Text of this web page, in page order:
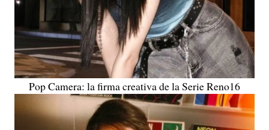
Pop Camera: la firma creativa de la Serie Reno16